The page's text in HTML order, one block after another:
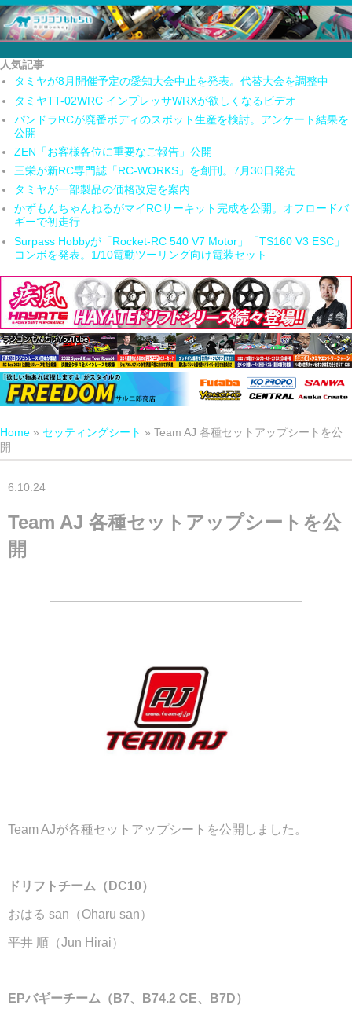
人気記事
タミヤが8月開催予定の愛知大会中止を発表。代替大会を調整中
タミヤTT-02WRC インプレッサWRXが欲しくなるビデオ
パンドラRCが廃番ボディのスポット生産を検討。アンケート結果を
公開
ZEN「お客様各位に重要なご報告」公開
三栄が新RC専門誌「RC-WORKS」を創刊。7月30日発売
タミヤが一部製品の価格改定を案内
かずもんちゃんねるがマイRCサーキット完成を公開。オフロードバ
ギーで初走行
Surpass Hobbyが「Rocket-RC 540 V7 Motor」「TS160 V3 ESC」
コンボを発表。1/10電動ツーリング向け電装セット
Home » セッティングシート » Team AJ 各種セットアップシートを公
開
6.10.24
Team AJ 各種セットアップシートを公
開
Team AJが各種セットアップシートを公開しました。
ドリフトチーム（DC10）
おはる san（Oharu san）
平井 順（Jun Hirai）
EPバギーチーム（B7、B74.2 CE、B7D）